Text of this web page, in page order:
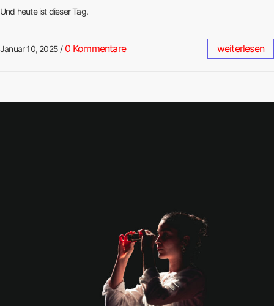
Und heute ist dieser Tag.
Januar 10, 2025 / 0 Kommentare weiterlesen